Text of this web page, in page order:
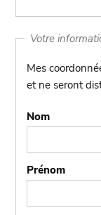
Votre
Mes
et ne seront
Nom
Prénom